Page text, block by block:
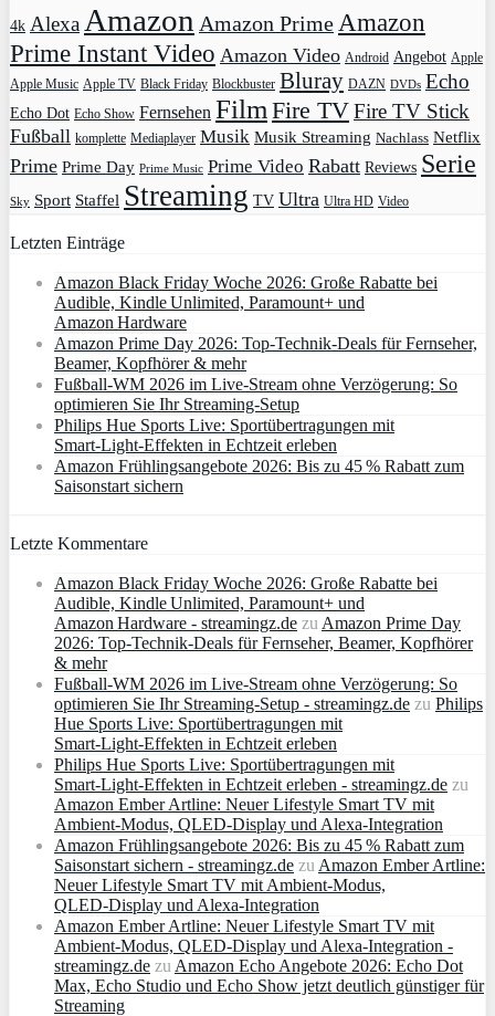
4k Alexa Amazon Amazon Prime Amazon
Prime Instant Video Amazon Video Android Angebot Apple
Apple Music Apple TV Black Friday Blockbuster Bluray DAZN DVDs Echo
Echo Dot Echo Show Fernsehen Film Fire TVFire TV Stick
Fußball komplette Mediaplayer Musik Musik Streaming Nachlass Netflix
Prime Prime Day Prime Music Prime Video Rabatt Reviews Serie
Sky Sport Staffel Streaming TV Ultra Ultra HD Video
Letzten Einträge
Amazon Black Friday Woche 2026: Große Rabatte bei
Audible, Kindle Unlimited, Paramount+ und
Amazon Hardware
Amazon Prime Day 2026: Top-Technik-Deals für Fernseher,
Beamer, Kopfhörer & mehr
Fußball-WM 2026 im Live-Stream ohne Verzögerung: So
optimieren Sie Ihr Streaming-Setup
Philips Hue Sports Live: Sportübertragungen mit
Smart‑Light‑Effekten in Echtzeit erleben
Amazon Frühlingsangebote 2026: Bis zu 45 % Rabatt zum
Saisonstart sichern
Letzte Kommentare
Amazon Black Friday Woche 2026: Große Rabatte bei
Audible, Kindle Unlimited, Paramount+ und
Amazon Hardware - streamingz.de zu Amazon Prime Day
2026: Top-Technik-Deals für Fernseher, Beamer, Kopfhörer
& mehr
Fußball-WM 2026 im Live-Stream ohne Verzögerung: So
optimieren Sie Ihr Streaming-Setup - streamingz.de zu Philips
Hue Sports Live: Sportübertragungen mit
Smart‑Light‑Effekten in Echtzeit erleben
Philips Hue Sports Live: Sportübertragungen mit
Smart‑Light‑Effekten in Echtzeit erleben - streamingz.de zu
Amazon Ember Artline: Neuer Lifestyle Smart TV mit
Ambient‑Modus, QLED‑Display und Alexa‑Integration
Amazon Frühlingsangebote 2026: Bis zu 45 % Rabatt zum
Saisonstart sichern - streamingz.de zu Amazon Ember Artline:
Neuer Lifestyle Smart TV mit Ambient‑Modus,
QLED‑Display und Alexa‑Integration
Amazon Ember Artline: Neuer Lifestyle Smart TV mit
Ambient‑Modus, QLED‑Display und Alexa‑Integration -
streamingz.de zu Amazon Echo Angebote 2026: Echo Dot
Max, Echo Studio und Echo Show jetzt deutlich günstiger für
Streaming